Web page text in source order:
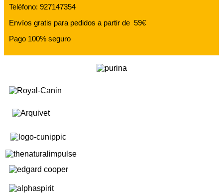
Teléfono: 927147354
Envíos gratis para pedidos a partir de 59€
Pago 100% seguro